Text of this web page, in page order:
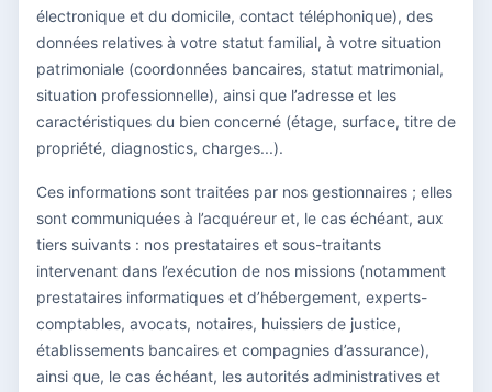
électronique et du domicile, contact téléphonique), des
données relatives à votre statut familial, à votre situation
patrimoniale (coordonnées bancaires, statut matrimonial,
situation professionnelle), ainsi que l’adresse et les
caractéristiques du bien concerné (étage, surface, titre de
propriété, diagnostics, charges...).
Ces informations sont traitées par nos gestionnaires ; elles
sont communiquées à l’acquéreur et, le cas échéant, aux
tiers suivants : nos prestataires et sous-traitants
intervenant dans l’exécution de nos missions (notamment
prestataires informatiques et d’hébergement, experts-
comptables, avocats, notaires, huissiers de justice,
établissements bancaires et compagnies d’assurance),
ainsi que, le cas échéant, les autorités administratives et